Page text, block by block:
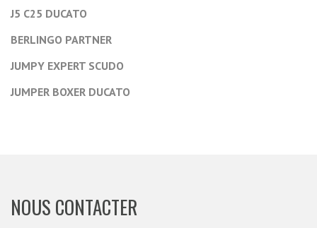
J5 C25 DUCATO
BERLINGO PARTNER
JUMPY EXPERT SCUDO
JUMPER BOXER DUCATO
NOUS CONTACTER